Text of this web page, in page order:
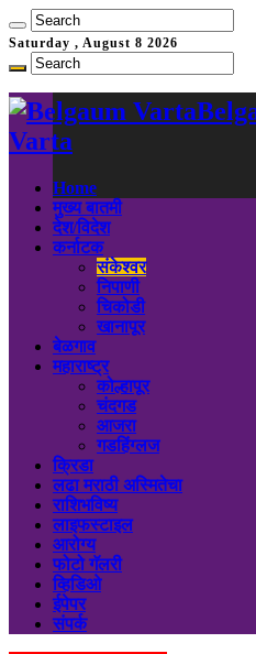
Saturday , August 8 2026
Varta
Home
मुख्य बातमी
देश/विदेश
कर्नाटक
संकेश्वर
निपाणी
चिकोडी
खानापूर
बेळगाव
महाराष्ट्र
कोल्हापूर
चंदगड
आजरा
गडहिंग्लज
क्रिडा
लढा मराठी अस्मितेचा
राशिभविष्य
लाइफस्टाइल
आरोग्य
फोटो गॅलरी
व्हिडिओ
ईपेपर
संपर्क